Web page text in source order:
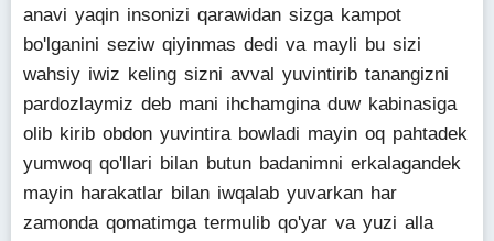
anavi yaqin insonizi qarawidan sizga kampot
bo'lganini seziw qiyinmas dedi va mayli bu sizi
wahsiy iwiz keling sizni avval yuvintirib tanangizni
pardozlaymiz deb mani ihchamgina duw kabinasiga
olib kirib obdon yuvintira bowladi mayin oq pahtadek
yumwoq qo'llari bilan butun badanimni erkalagandek
mayin harakatlar bilan iwqalab yuvarkan har
zamonda qomatimga termulib qo'yar va yuzi alla